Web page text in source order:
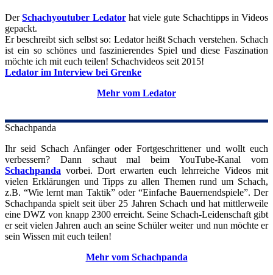
DerSchachyoutuber Ledatorhat viele gute Schachtipps in Videos
gepackt.
Er beschreibt sich selbst so: Ledator heißt Schach verstehen. Schach
ist ein so schönes und faszinierendes Spiel und diese Faszination
möchte ich mit euch teilen! Schachvideos seit 2015!
Ledator im Interview bei Grenke
Mehr vom Ledator
Schachpanda
Ihr seid Schach Anfänger oder Fortgeschrittener und wollt euch
verbessern? Dann schaut mal beim YouTube-Kanal vom
Schachpanda vorbei. Dort erwarten euch lehrreiche Videos mit
vielen Erklärungen und Tipps zu allen Themen rund um Schach,
z.B. “Wie lernt man Taktik” oder “Einfache Bauernendspiele”. Der
Schachpanda spielt seit über 25 Jahren Schach und hat mittlerweile
eine DWZ von knapp 2300 erreicht. Seine Schach-Leidenschaft gibt
er seit vielen Jahren auch an seine Schüler weiter und nun möchte er
sein Wissen mit euch teilen!
Mehr vom Schachpanda